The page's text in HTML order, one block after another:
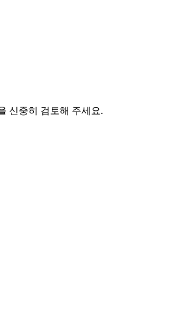
신중히 검토해 주세요.